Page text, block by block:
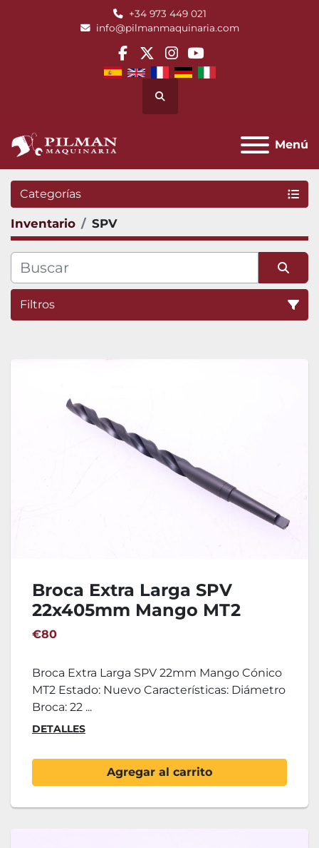
+34 973 449 021
info@pilmanmaquinaria.com
facebook
twitterinstagram
youtube
Buscar
Menú
Categorías
Inventario SPV
Filtros
Broca Extra Larga SPV
22x405mm Mango MT2
€80
Broca Extra Larga SPV 22mm Mango Cónico
MT2 Estado: Nuevo Características: Diámetro
Broca: 22 ...
DETALLES
Agregar al carrito